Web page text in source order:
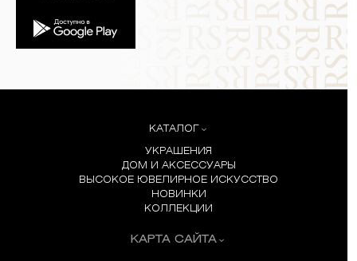
КАТАЛОГ
УКРАШЕНИЯ
ДОМ И АКСЕССУАРЫ
ВЫСОКОЕ ЮВЕЛИРНОЕ ИСКУССТВО
НОВИНКИ
КОЛЛЕКЦИИ
КАРТА САЙТА